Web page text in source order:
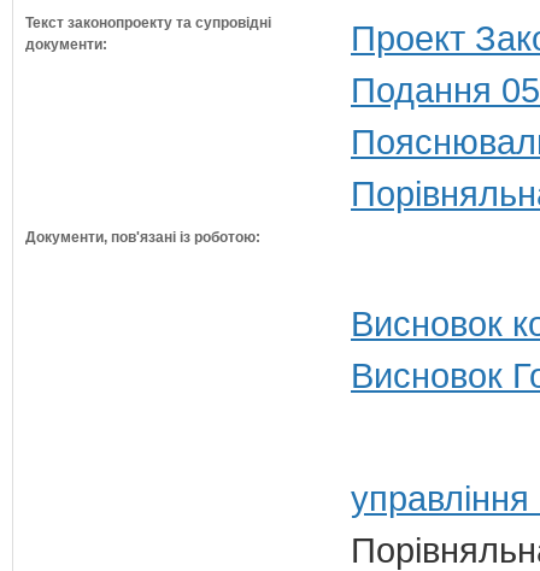
Текст законопроекту та супровідні
документи:
Проект
Подання
Документи, пов'язані із роботою:
Висновок
Висновок